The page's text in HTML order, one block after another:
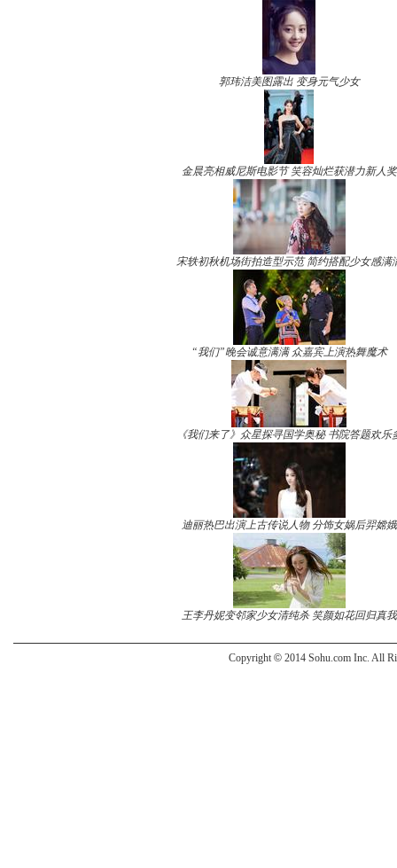
郭玮洁美图露出 变身元气少女
金晨亮相威尼斯电影节 笑容灿烂获潜力新人奖
宋轶初秋机场街拍造型示范 简约搭配少女感满
“我们”晚会诚意满满 众嘉宾上演热舞魔术
《我们来了》众星探寻国学奥秘 书院答题欢乐
迪丽热巴出演上古传说人物 分饰女娲后羿嫦娥
王李丹妮变邻家少女清纯杀 笑颜如花回归真我
Copyright © 2014 Sohu.com Inc. All